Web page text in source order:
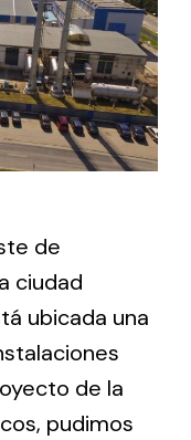
de
ciudad
ubicada una
de la
pudimos